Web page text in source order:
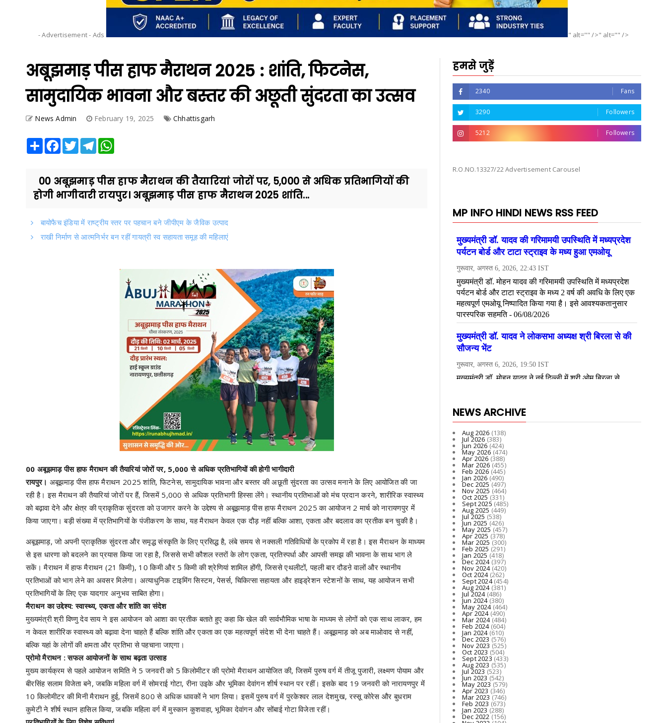
- Advertisement - Ads " alt="" />" alt="" />
अबूझमाड़ पीस हाफ मैराथन 2025 : शांति, फिटनेस,
सामुदायिक भावना और बस्तर की अछूती सुंदरता का उत्सव
News Admin February 19, 2025 Chhattisgarh
Share Facebook
TwitterTelegram
00 अबूझमाड़ पीस हाफ मैराथन की तैयारियां जोरों पर, 5,000 से अधिक प्रतिभागियों की
होगी भागीदारी रायपुर। अबूझमाड़ पीस हाफ मैराथन 2025 शांति...
बायोफैच इंडिया में राष्ट्रीय स्तर पर पहचान बने जीपीएम के जैविक उत्पाद
राखी निर्माण से आत्मनिर्भर बन रहीं गायत्री स्व सहायता समूह की महिलाएं
00 अबूझमाड़ पीस हाफ मैराथन की तैयारियां जोरों पर, 5,000 से अधिक प्रतिभागियों की होगी भागीदारी
रायपुर। अबूझमाड़ पीस हाफ मैराथन 2025 शांति, फिटनेस, सामुदायिक भावना और बस्तर की अछूती सुंदरता का उत्सव मनाने के लिए आयोजित की जा
रही है। इस मैराथन की तैयारियां जोरों पर हैं, जिसमें 5,000 से अधिक प्रतिभागी हिस्सा लेंगे। स्थानीय प्रतिभाओं को मंच प्रदान करने, शारीरिक स्वास्थ्य
को बढ़ावा देने और क्षेत्र की प्राकृतिक सुंदरता को उजागर करने के उद्देश्य से अबूझमाड़ पीस हाफ मैराथन 2025 का आयोजन 2 मार्च को नारायणपुर में
किया जाएगा। बड़ी संख्या में प्रतिभागियों के पंजीकरण के साथ, यह मैराथन केवल एक दौड़ नहीं बल्कि आशा, एकता और बदलाव का प्रतीक बन चुकी है।
अबूझमाड़, जो अपनी प्राकृतिक सुंदरता और समृद्ध संस्कृति के लिए प्रसिद्ध है, लंबे समय से नक्सली गतिविधियों के प्रकोप में रहा है। इस मैराथन के माध्यम
से इस धारणा को बदलने का प्रयास किया जा रहा है, जिससे सभी कौशल स्तरों के लोग एकता, प्रतिस्पर्धा और आपसी समझ की भावना के साथ भाग ले
सकें। मैराथन में हाफ मैराथन (21 किमी), 10 किमी और 5 किमी की श्रेणियां शामिल होंगी, जिससे एथलीटों, पहली बार दौडऩे वालों और स्थानीय
प्रतिभाओं को भाग लेने का अवसर मिलेगा। अत्याधुनिक टाइमिंग सिस्टम, पेसर्स, चिकित्सा सहायता और हाइड्रेशन स्टेशनों के साथ, यह आयोजन सभी
प्रतिभागियों के लिए एक यादगार अनुभव साबित होगा।
मैराथन का उद्देश्य: स्वास्थ्य, एकता और शांति का संदेश
मुख्यमंत्री श्री विष्णु देव साय ने इस आयोजन को आशा का प्रतीक बताते हुए कहा कि खेल की सार्वभौमिक भाषा के माध्यम से लोगों को एक साथ लाकर, हम
न केवल शारीरिक स्वास्थ्य को बढ़ावा देना चाहते हैं बल्कि शांति और एकता का एक महत्वपूर्ण संदेश भी देना चाहते हैं। अबूझमाड़ को अब माओवाद से नहीं,
बल्कि यहां के लोगों की क्षमता और प्रतिभा से पहचाना जाएगा।
प्रोमो मैराथन : सफल आयोजनों के साथ बढ़ता उत्साह
मुख्य कार्यक्रम से पहले आयोजन समिति ने 5 जनवरी को 5 किलोमीटर की प्रोमो मैराथन आयोजित की, जिसमें पुरुष वर्ग में तीजू पुजारी, लक्ष्मण पोयाम और
बीरसिंह सलाम विजेता बने, जबकि महिला वर्ग में सोमराई गोटा, रीना उइके और भूमिका देवांगन शीर्ष स्थान पर रहीं। इसके बाद 19 जनवरी को नारायणपुर में
10 किलोमीटर की मिनी मैराथन हुई, जिसमें 800 से अधिक धावकों ने भाग लिया। इसमें पुरुष वर्ग में पुरकेश्वर लाल देशमुख, रस्सू कोरेस और बुधराम
कुमेटी ने शीर्ष स्थान हासिल किया, जबकि महिला वर्ग में मुस्कान कुशवाहा, भूमिका देवांगन और सोंबाई गोटा विजेता रहीं।
हमसे जुड़ें
2340 Fans
3290 Followers
5212 Followers
R.O.NO.13327/22 Advertisement Carousel
MP INFO HINDI NEWS RSS FEED
NEWS ARCHIVE
Aug 2026 (138)
Jul 2026 (383)
Jun 2026(424)
May 2026(474)
Apr 2026 (388)
Mar 2026(455)
Feb 2026 (445)
Jan 2026 (490)
Dec 2025(497)
Nov 2025 (464)
Oct 2025 (331)
Sept 2025 (485)
Aug 2025 (449)
Jul 2025 (538)
Jun 2025(426)
May 2025(457)
Apr 2025 (378)
Mar 2025 (300)
Feb 2025 (291)
Jan 2025 (418)
Dec 2024(397)
Nov 2024(420)
Oct 2024(262)
Sept 2024(454)
Aug 2024(381)
Jul 2024(486)
Jun 2024(380)
May 2024(464)
Apr 2024(490)
Mar 2024(484)
Feb 2024(604)
Jan 2024(610)
Dec 2023(576)
Nov 2023 (525)
Oct 2023 (504)
Sept 2023 (433)
Aug 2023 (535)
Jul 2023 (523)
Jun 2023(542)
May 2023(579)
Apr 2023 (346)
Mar 2023 (746)
Feb 2023 (673)
Jan 2023 (288)
Dec 2022(156)